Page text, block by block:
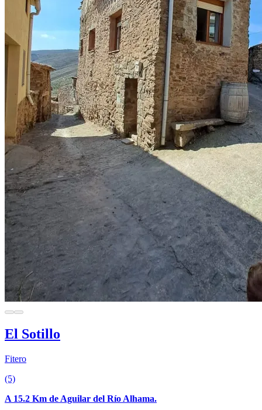
El Sotillo
Fitero
(5)
A 15.2 Km de Aguilar del Río Alhama.